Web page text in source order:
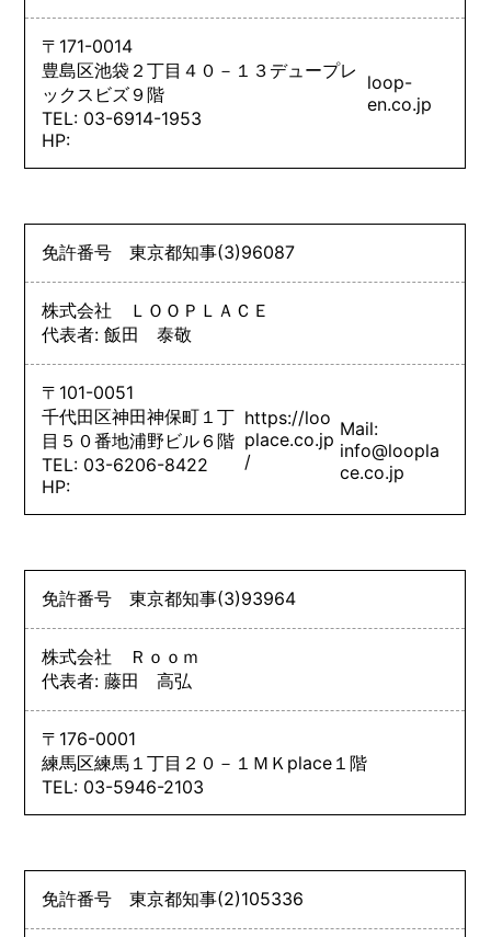
〒171-0014
豊島区池袋２丁目４０－１３デュープレ
ックスビズ９階
TEL: 03-6914-1953
HP:
loop-
en.co.jp
免許番号東京都知事(3)96087
株式会社 ＬＯＯＰＬＡＣＥ
代表者: 飯田 泰敬
〒101-0051
千代田区神田神保町１丁
目５０番地浦野ビル６階
TEL: 03-6206-8422
HP:
https://loo
place.co.jp
/
Mail:
info@loopla
ce.co.jp
免許番号東京都知事(3)93964
株式会社 Ｒｏｏｍ
代表者: 藤田 高弘
〒176-0001
練馬区練馬１丁目２０－１ＭＫplace１階
TEL: 03-5946-2103
免許番号東京都知事(2)105336